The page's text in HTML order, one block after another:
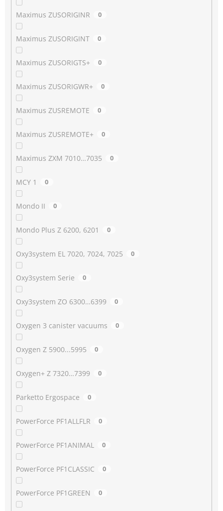
Maximus ZUSORIGINR 0
Maximus ZUSORIGINT 0
Maximus ZUSORIGTS+ 0
Maximus ZUSORIGWR+ 0
Maximus ZUSREMOTE 0
Maximus ZUSREMOTE+ 0
Maximus ZXM 7010…7035 0
MCY 1 0
Mondo II 0
Mondo Plus Z 6200, 6201 0
Oxy3system EL 7020, 7024, 7025 0
Oxy3system Serie 0
Oxy3system ZO 6300…6399 0
Oxygen 3 canister vacuums 0
Oxygen Z 5900...5995 0
Oxygen+ Z 7320…7399 0
Parketto Ergospace 0
PowerForce PF1ALLFLR 0
PowerForce PF1ANIMAL 0
PowerForce PF1CLASSIC 0
PowerForce PF1GREEN 0